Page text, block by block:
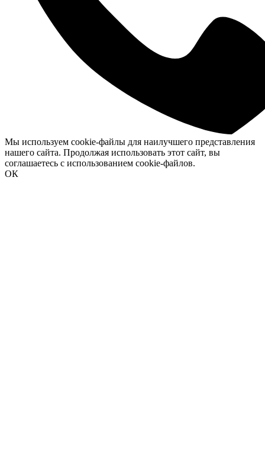
Мы используем cookie-файлы для наилучшего представления
нашего сайта. Продолжая использовать этот сайт, вы
соглашаетесь с использованием cookie-файлов.
ОК